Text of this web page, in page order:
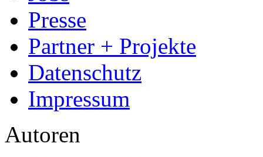
Presse
Partner + Projekte
Datenschutz
Impressum
Autoren